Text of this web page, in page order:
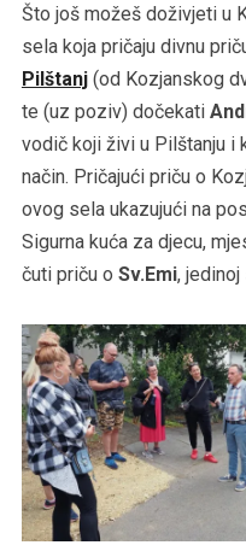
Što još možeš doživjeti u
sela koja pričaju divnu
Pilštanj(od Kozjanskog
te (uz poziv) dočekati
vodič koji živi u Pilštanju i
način. Pričajući priču o
ovog sela ukazujući na
Sigurna kuća za djecu,
čuti priču o Sv.Emi,